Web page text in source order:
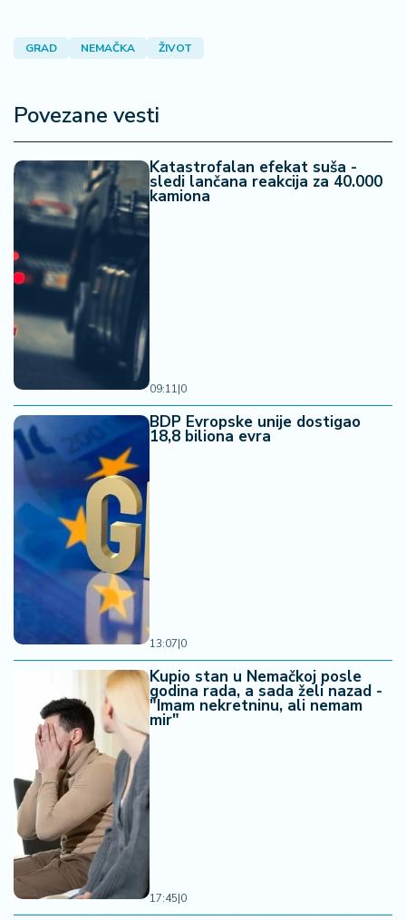
GRAD NEMAČKA ŽIVOT
Povezane vesti
Katastrofalan efekat suša -
sledi lančana reakcija za 40.000
kamiona
09:11|0
BDP Evropske unije dostigao
18,8 biliona evra
13:07|0
Kupio stan u Nemačkoj posle
godina rada, a sada želi nazad -
"Imam nekretninu, ali nemam
mir"
17:45|0